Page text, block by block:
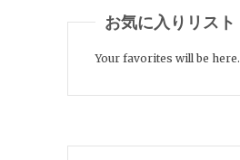
お気に入りリスト
Your favorites will be here.